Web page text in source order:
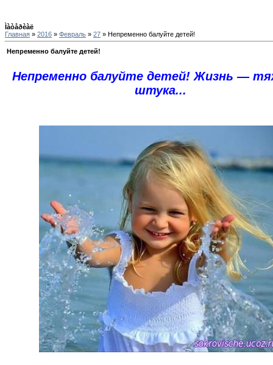
Ìàòåðèàë
Главная » 2016 » Февраль » 27 » Непременно балуйте детей!
Непременно балуйте детей!
Непременно балуйте детей! Жизнь —
штука...